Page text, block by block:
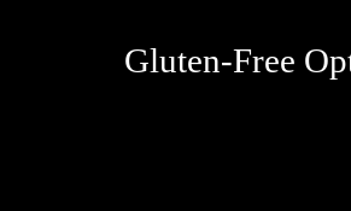
Gluten-Free